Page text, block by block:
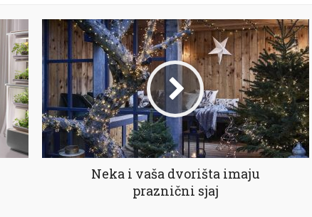
Neka i vaša dvorišta imaju
praznični sjaj